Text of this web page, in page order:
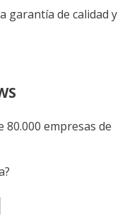
garantía de calidad y
80.000 empresas de